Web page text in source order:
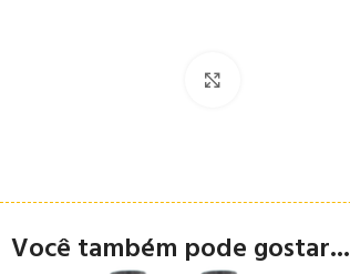
Você também pode gostar...